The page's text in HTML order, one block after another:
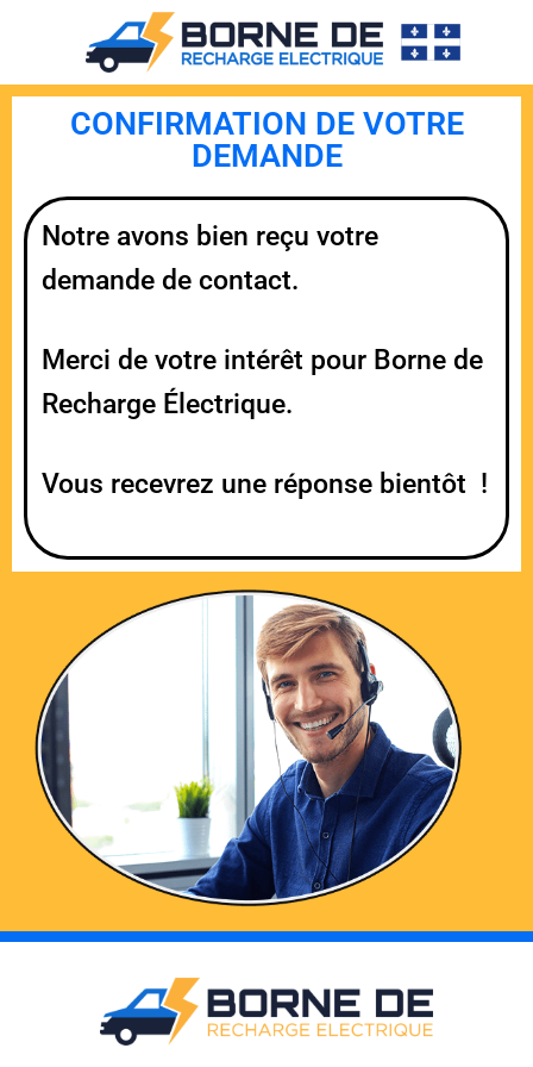
CONFIRMATION DE VOTRE
DEMANDE
Notre avons bien reçu votre
demande de contact.
Merci de votre intérêt pour Borne de
Recharge Électrique.
Vous recevrez une réponse bientôt !